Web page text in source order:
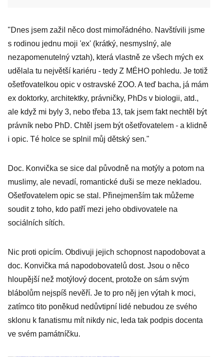
"Dnes jsem zažil něco dost mimořádného. Navštívili jsme
s rodinou jednu moji 'ex' (krátký, nesmyslný, ale
nezapomenutelný vztah), která vlastně ze všech mých ex
udělala tu největší kariéru - tedy Z MÉHO pohledu. Je totiž
ošetřovatelkou opic v ostravské ZOO. A teď bacha, já mám
ex doktorky, architektky, právničky, PhDs v biologii, atd.,
ale když mi byly 3, nebo třeba 13, tak jsem fakt nechtěl být
právník nebo PhD. Chtěl jsem být ošetřovatelem - a klidně
i opic. Té holce se splnil můj dětský sen."
Doc. Konvička se sice dal původně na motýly a potom na
muslimy, ale nevadí, romantické duši se meze nekladou.
Ošetřovatelem opic se stal. Přinejmenším tak můžeme
soudit z toho, kdo patří mezi jeho obdivovatele na
sociálních sítích.
Nic proti opicím. Obdivuji jejich schopnost napodobovat a
doc. Konvička má napodobovatelů dost. Jsou o něco
hloupější než motýlový docent, protože on sám svým
blábolům nejspíš nevěří. Je to pro něj jen výtah k moci,
zatímco tito poněkud nedůvtipní lidé nebudou ze svého
sklonu k fanatismu mít nikdy nic, leda tak podpis docenta
ve svém památníčku.